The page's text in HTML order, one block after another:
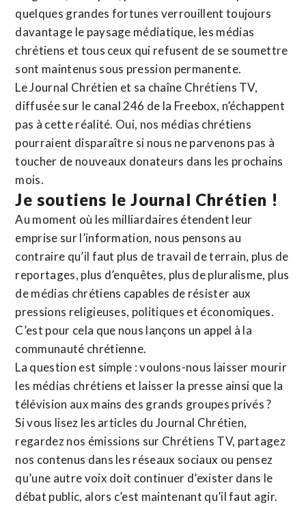
quelques grandes fortunes verrouillent toujours
davantage le paysage médiatique, les médias
chrétiens et tous ceux qui refusent de se soumettre
sont maintenus sous pression permanente.
Le Journal Chrétien et sa chaîne Chrétiens TV,
diffusée sur le canal 246 de la Freebox, n’échappent
pas à cette réalité. Oui, nos médias chrétiens
pourraient disparaître si nous ne parvenons pas à
toucher de nouveaux donateurs dans les prochains
mois.
Je soutiens le Journal Chrétien !
Au moment où les milliardaires étendent leur
emprise sur l’information, nous pensons au
contraire qu’il faut plus de travail de terrain, plus de
reportages, plus d’enquêtes, plus de pluralisme, plus
de médias chrétiens capables de résister aux
pressions religieuses, politiques et économiques.
C’est pour cela que nous lançons un appel à la
communauté chrétienne.
La question est simple : voulons-nous laisser mourir
les médias chrétiens et laisser la presse ainsi que la
télévision aux mains des grands groupes privés ?
Si vous lisez les articles du Journal Chrétien,
regardez nos émissions sur Chrétiens TV, partagez
nos contenus dans les réseaux sociaux ou pensez
qu’une autre voix doit continuer d’exister dans le
débat public, alors c’est maintenant qu’il faut agir.